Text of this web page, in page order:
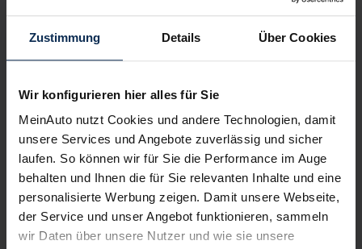
Zustimmung Details Über Cookies
Wir konfigurieren hier alles für Sie
MeinAuto nutzt Cookies und andere Technologien, damit
unsere Services und Angebote zuverlässig und sicher
laufen. So können wir für Sie die Performance im Auge
behalten und Ihnen die für Sie relevanten Inhalte und eine
personalisierte Werbung zeigen. Damit unsere Webseite,
der Service und unser Angebot funktionieren, sammeln
wir Daten über unsere Nutzer und wie sie unsere
Wir sind stolz auf eine hohe
MeinAuto.de hat langjährige Erfahrungen auf dem
Neuwagenmarkt in Deutschland. Unsere Kunden haben
dadurch ihr Wunschauto zum Top-Rabatt erhalten und
Sehen Sie sich unsere Bewertungen an: